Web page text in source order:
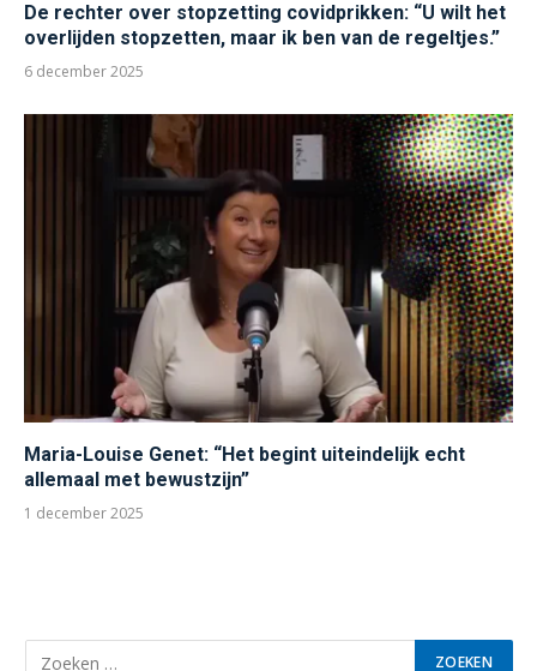
De rechter over stopzetting covidprikken: “U wilt het
overlijden stopzetten, maar ik ben van de regeltjes.”
6 december 2025
Maria-Louise Genet: “Het begint uiteindelijk echt
allemaal met bewustzijn”
1 december 2025